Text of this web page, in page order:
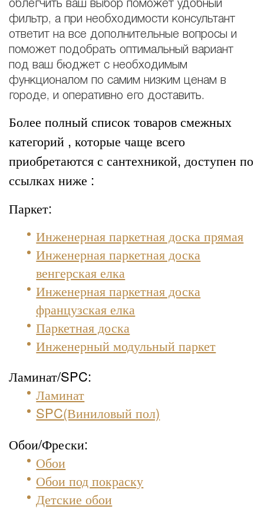
облегчить ваш выбор поможет удобный
фильтр, а при необходимости консультант
ответит на все дополнительные вопросы и
поможет подобрать оптимальный вариант
под ваш бюджет с необходимым
функционалом по самим низким ценам в
городе, и оперативно его доставить.
Более полный список товаров смежных
категорий , которые чаще всего
приобретаются с сантехникой, доступен по
ссылках ниже :
Паркет:
Инженерная паркетная доска прямая
Инженерная паркетная доска
венгерская елка
Инженерная паркетная доска
французская елка
Паркетная доска
Инженерный модульный паркет
Ламинат/SPC:
Ламинат
SPC(Виниловый пол)
Обои/Фрески:
Обои
Обои под покраску
Детские обои